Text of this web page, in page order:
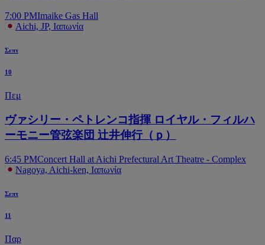
7:00 PMImaike Gas Hall
Aichi, JP, Ιαπωνία
Σεπτ
10
Πεμ
ヴァシリー・ペトレンコ指揮 ロイヤル・フィルハ
ーモニー管弦楽団 辻井伸行（ｐ）
6:45 PMConcert Hall at Aichi Prefectural Art Theatre - Complex
Nagoya, Aichi-ken, Ιαπωνία
Σεπτ
11
Παρ